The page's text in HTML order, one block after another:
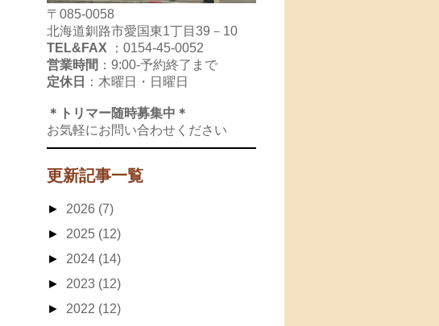
〒085-0058
北海道釧路市愛国東1丁目39－10
TEL&FAX
： 0154-45-0052
営業時間 ：9:00-予約終了まで
定休日
：木曜日・日曜日
＊トリマー随時募集中＊
お気軽にお問い合わせください
更新記事一覧
► 2026 (7)
► 2025 (12)
► 2024 (14)
► 2023 (12)
► 2022 (12)